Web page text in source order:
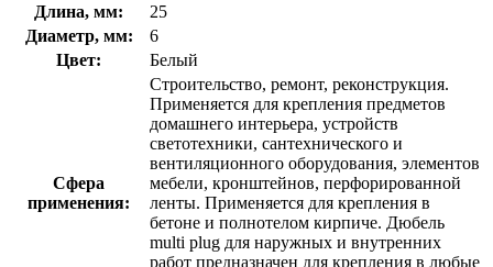
Длина, мм:
25
Диаметр, мм:
6
Цвет:
Белый
Сфера
применения:
Строительство, ремонт, реконструкция.
Применяется для крепления предметов
домашнего интерьера, устройств
светотехники, сантехнического и
вентиляционного оборудования, элементов
мебели, кронштейнов, перфорированной
ленты. Применяется для крепления в
бетоне и полнотелом кирпиче. Дюбель
multi plug для наружных и внутренних
работ предназначен для крепления в любые